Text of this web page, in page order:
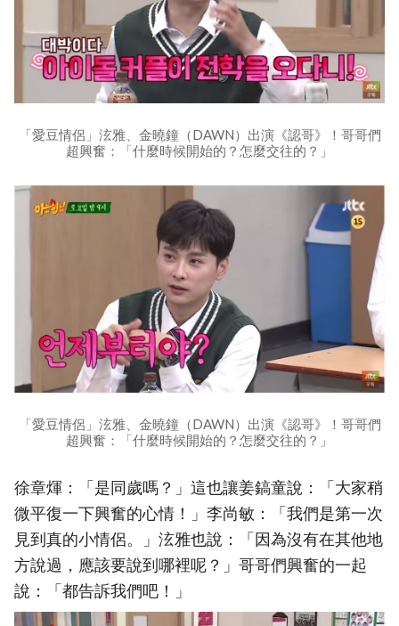
「愛豆情侶」泫雅、金曉鐘（DAWN）出演《認哥》！哥哥們
超興奮：「什麼時候開始的？怎麼交往的？」
「愛豆情侶」泫雅、金曉鐘（DAWN）出演《認哥》！哥哥們
超興奮：「什麼時候開始的？怎麼交往的？」
徐章煇：「是同歲嗎？」這也讓姜鎬童說：「大家稍
微平復一下興奮的心情！」李尚敏：「我們是第一次
見到真的小情侶。」泫雅也說：「因為沒有在其他地
方說過，應該要說到哪裡呢？」哥哥們興奮的一起
說：「都告訴我們吧！」